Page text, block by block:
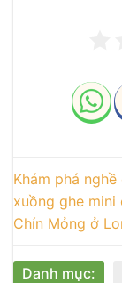
Khám phá nghề
xuồng ghe mini
Chín Mỏng ở
Danh mục: